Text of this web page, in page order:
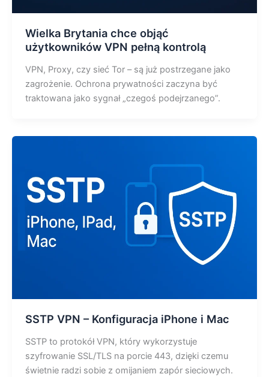
Wielka Brytania chce objąć
użytkowników VPN pełną kontrolą
VPN, Proxy, czy sieć Tor – są już postrzegane jako
zagrożenie. Ochrona prywatności zaczyna być
traktowana jako sygnał „czegoś podejrzanego”.
SSTP VPN – Konfiguracja iPhone i Mac
SSTP to protokół VPN, który wykorzystuje
szyfrowanie SSL/TLS na porcie 443, dzięki czemu
świetnie radzi sobie z omijaniem zapór sieciowych.